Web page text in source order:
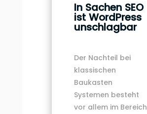
In Sachen SEO
ist WordPress
unschlagbar
Der Nachteil bei
klassischen
Baukasten
Systemen besteht
vor allem im Bereich